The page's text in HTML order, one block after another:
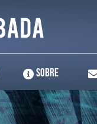
Sobre